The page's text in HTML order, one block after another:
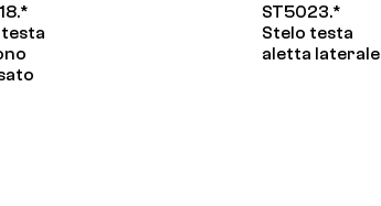
ST5023.*
Stelo testa
aletta laterale